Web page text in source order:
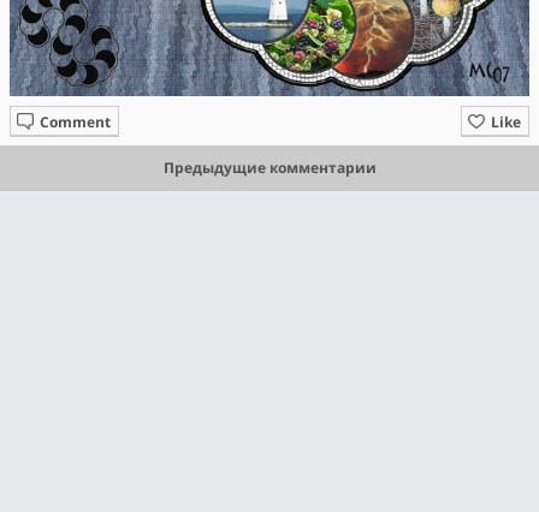
Like
Comment
Предыдущие комментарии